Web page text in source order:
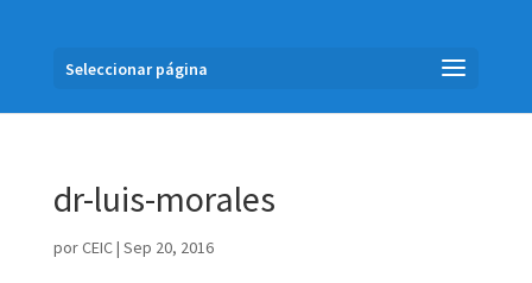
Seleccionar página
dr-luis-morales
porCEIC| Sep 20, 2016